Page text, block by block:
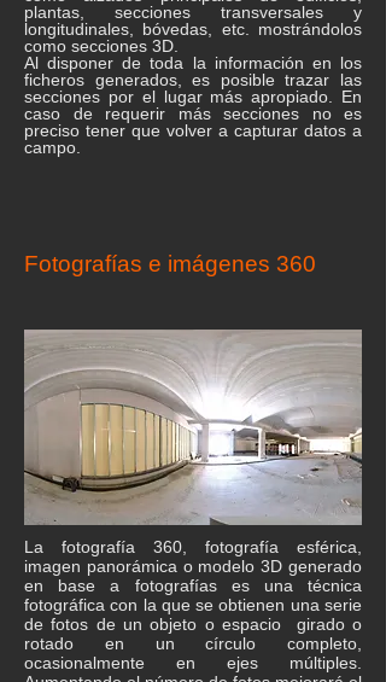
plantas, secciones transversales y
longitudinales, bóvedas, etc. mostrándolos
como secciones 3D.
Al disponer de toda la información en los
ficheros generados, es posible trazar las
secciones por el lugar más apropiado. En
caso de requerir más secciones no es
preciso tener que volver a capturar datos a
campo.
Fotografías e imágenes 360
La fotografía 360, fotografía esférica,
imagen panorámica o modelo 3D generado
en base a fotografías es una técnica
fotográfica con la que se obtienen una serie
de fotos de un objeto o espacio girado o
rotado en un círculo completo,
ocasionalmente en ejes múltiples.